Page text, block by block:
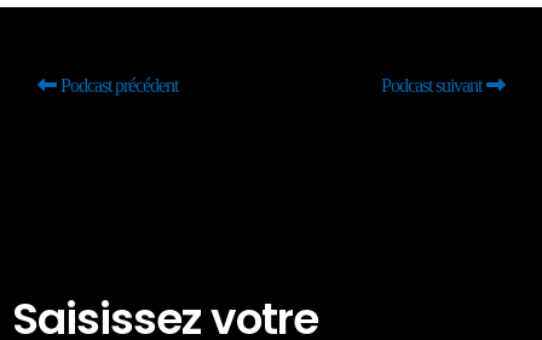
Podcast précédent Podcast suivant
Saisissez votre